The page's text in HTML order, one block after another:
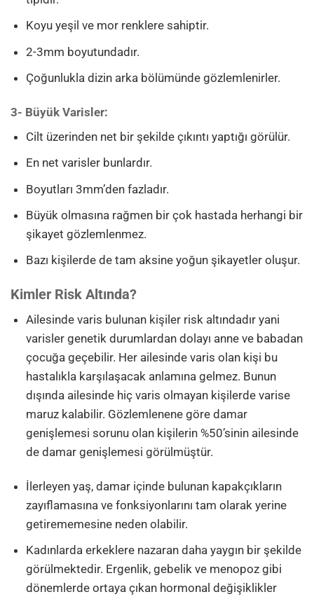
Koyu yeşil ve mor renklere sahiptir.
2-3mm boyutundadır.
Çoğunlukla dizin arka bölümünde gözlemlenirler.
3- Büyük Varisler:
Cilt üzerinden net bir şekilde çıkıntı yaptığı görülür.
En net varisler bunlardır.
Boyutları 3mm’den fazladır.
Büyük olmasına rağmen bir çok hastada herhangi bir
şikayet gözlemlenmez.
Bazı kişilerde de tam aksine yoğun şikayetler oluşur.
Kimler Risk Altında?
Ailesinde varis bulunan kişiler risk altındadır yani
varisler genetik durumlardan dolayı anne ve babadan
çocuğa geçebilir. Her ailesinde varis olan kişi bu
hastalıkla karşılaşacak anlamına gelmez. Bunun
dışında ailesinde hiç varis olmayan kişilerde varise
maruz kalabilir. Gözlemlenene göre damar
genişlemesi sorunu olan kişilerin %50’sinin ailesinde
de damar genişlemesi görülmüştür.
İlerleyen yaş, damar içinde bulunan kapakçıkların
zayıflamasına ve fonksiyonlarını tam olarak yerine
getirememesine neden olabilir.
Kadınlarda erkeklere nazaran daha yaygın bir şekilde
görülmektedir. Ergenlik, gebelik ve menopoz gibi
dönemlerde ortaya çıkan hormonal değişiklikler